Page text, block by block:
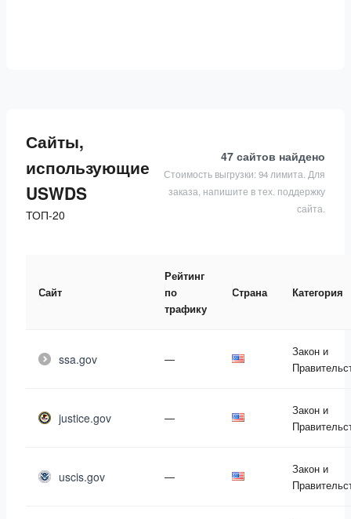
Сайты,
использующие
USWDS
ТОП-20
47 сайтов найдено
Стоимость выгрузки: 94 лимита. Для
заказа, напишите в тех. поддержку
сайта.
Сайт
Рейтинг
по
трафику
Страна Категория
ssa.gov —
Закон и
justice.gov —
Закон и
uscis.gov —
Закон и